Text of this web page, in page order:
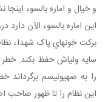
و خيال و اماره بالسوء
اين اماره بالسوء الآن
برکت خون هاي پاک شهداء
سايه ولي اش حفظ بکند. خطر
را به صهيونيسم برگرداند
اين نظام را تا ظهور